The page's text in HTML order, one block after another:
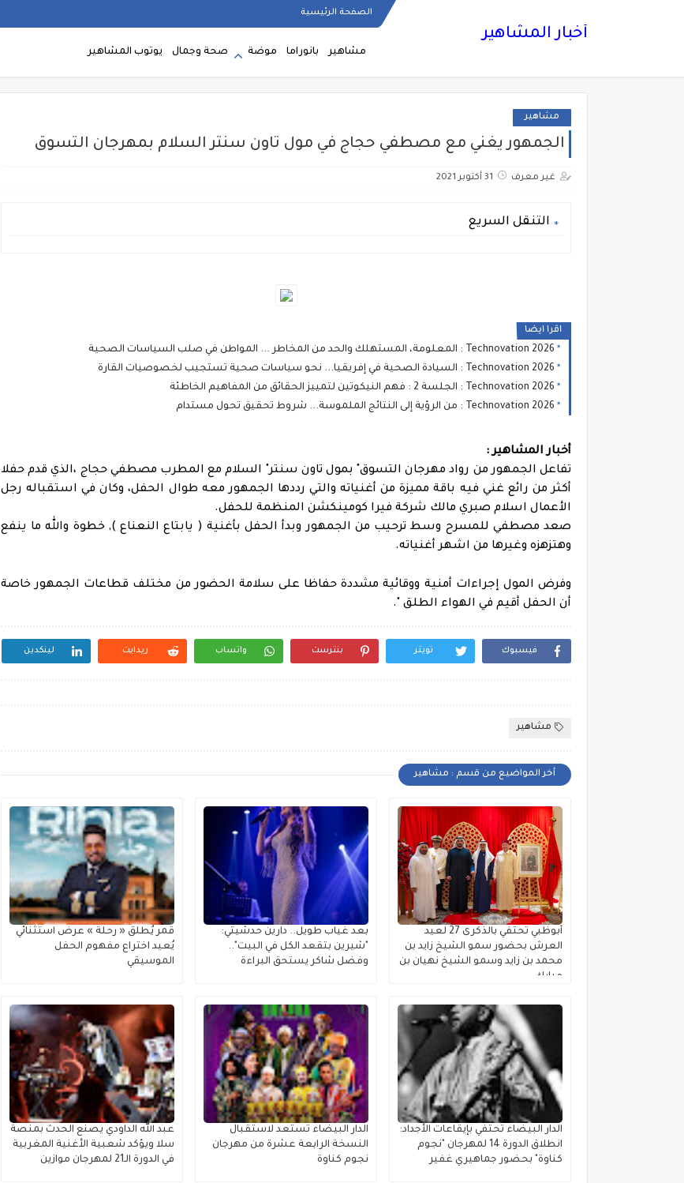
الصفحة الرئيسية
أخبار المشاهير
مشاهير بانوراما موضة صحة وجمال يوتوب المشاهير
مشاهير
الجمهور يغني مع مصطفي حجاج في مول تاون سنتر السلام بمهرجان التسوق
غير معرف 31 أكتوبر 2021
التنقل السريع
اقرا ايضا
Technovation 2026 : المعلومة، المستهلك والحد من المخاطر ... المواطن في صلب السياسات الصحية
Technovation 2026 : السيادة الصحية في إفريقيا... نحو سياسات صحية تستجيب لخصوصيات القارة
Technovation 2026 : الجلسة 2 : فهم النيكوتين لتمييز الحقائق من المفاهيم الخاطئة
Technovation 2026 : من الرؤية إلى النتائج الملموسة... شروط تحقيق تحول مستدام
أخبار المشاهير :
تفاعل الجمهور من رواد مهرجان التسوق" بمول تاون سنتر" السلام مع المطرب مصطفي حجاج ،الذي قدم حفلا
أكثر من رائع غني فيه باقة مميزة من أغنياته والتي رددها الجمهور معه طوال الحفل، وكان في استقباله رجل
الأعمال اسلام صبري مالك شركة فيرا كومينكشن المنظمة للحفل.
صعد مصطفي للمسرح وسط ترحيب من الجمهور وبدأ الحفل بأغنية ( يابتاع النعناع ), خطوة والله ما ينفع
وهتزهزه وغيرها من اشهر أغنياته.
وفرض المول إجراءات أمنية ووقائية مشددة حفاظا على سلامة الحضور من مختلف قطاعات الجمهور خاصة
أن الحفل أقيم في الهواء الطلق ".
فيسبوك تويتر بنترست واتساب ريدايت لينكدين
مشاهير
أخر المواضيع من قسم : مشاهير
أبوظبي تحتفي بالذكرى 27 لعيد
العرش بحضور سمو الشيخ زايد بن
محمد بن زايد وسمو الشيخ نهيان بن
مبارك
بعد غياب طويل.. دارين حدشيتي:
"شيرين بتقعد الكل في البيت"..
وفضل شاكر يستحق البراءة
قمر يُطلق « رحلة » عرضٌ استثنائي
يُعيد اختراع مفهوم الحفل
الموسيقي
الدار البيضاء تحتفي بإيقاعات الأجداد:
انطلاق الدورة 14 لمهرجان "نجوم
كناوة" بحضور جماهيري غفير
الدار البيضاء تستعد لاستقبال
النسخة الرابعة عشرة من مهرجان
نجوم كناوة
عبد الله الداودي يصنع الحدث بمنصة
سلا ويؤكد شعبية الأغنية المغربية
في الدورة الـ21 لمهرجان موازين